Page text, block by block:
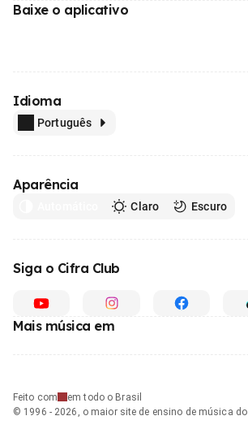
Baixe o aplicativo
Idioma
Português
Aparência
Claro Escuro
Siga o Cifra Club
Mais música em
Feito com
em todo o Brasil
© 1996 - 2026, o maior site de ensino de música do